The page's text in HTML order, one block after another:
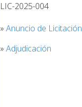
LIC-2025-004
» Anuncio de Licitación
» Adjudicación